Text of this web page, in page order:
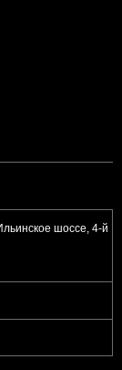
шоссе, 4-й